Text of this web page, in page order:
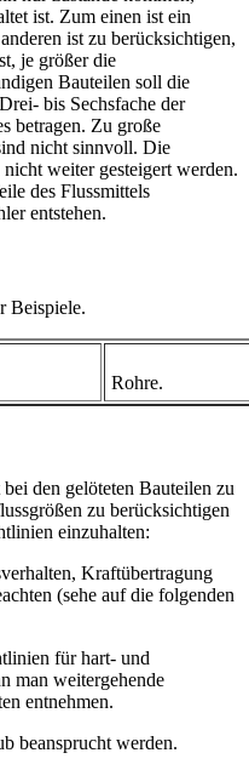
ist. Zum einen ist ein
ist zu berücksichtigen,
je größer die
Bauteilen soll die
bis Sechsfache der
betragen. Zu große
nicht sinnvoll. Die
weiter gesteigert werden.
des Flussmittels
entstehen.
Beispiele.
Rohre.
den gelöteten Bauteilen zu
zu berücksichtigen
einzuhalten:
Kraftübertragung
(sehe auf die folgenden
für hart- und
man weitergehende
entnehmen.
beansprucht werden.